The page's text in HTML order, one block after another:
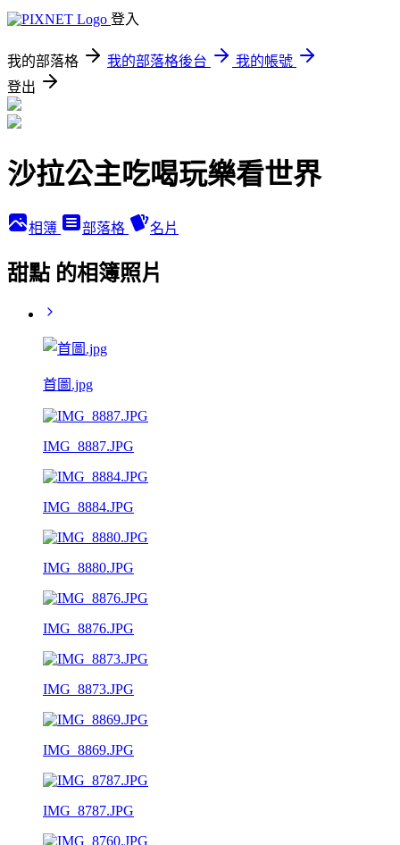
登入
我的部落格 我的部落格後台
我的帳號
登出
沙拉公主吃喝玩樂看世界
相簿 部落格 名片
甜點 的相簿照片
首圖.jpg
IMG_8887.JPG
IMG_8884.JPG
IMG_8880.JPG
IMG_8876.JPG
IMG_8873.JPG
IMG_8869.JPG
IMG_8787.JPG